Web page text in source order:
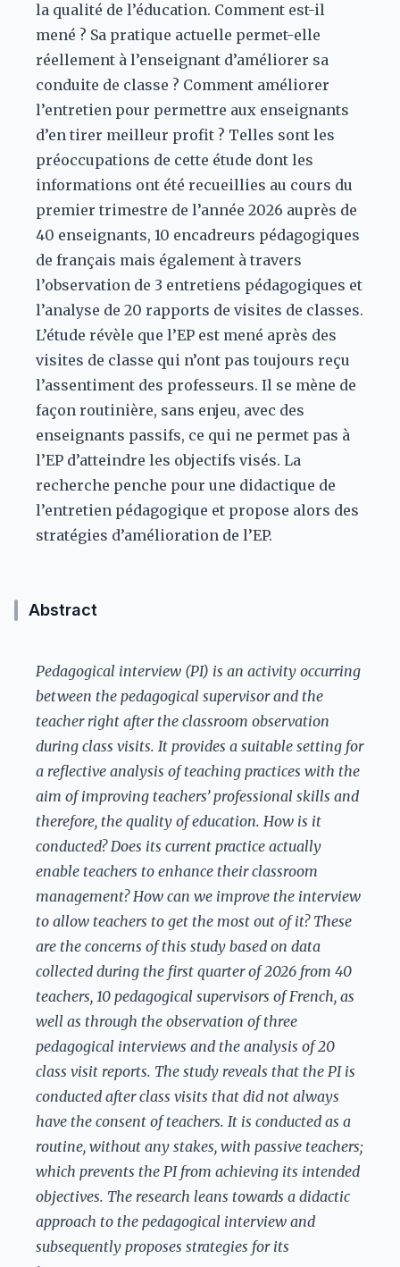
la qualité de l’éducation. Comment est-il
mené ? Sa pratique actuelle permet-elle
réellement à l’enseignant d’améliorer sa
conduite de classe ? Comment améliorer
l’entretien pour permettre aux enseignants
d’en tirer meilleur profit ? Telles sont les
préoccupations de cette étude dont les
informations ont été recueillies au cours du
premier trimestre de l’année 2026 auprès de
40 enseignants, 10 encadreurs pédagogiques
de français mais également à travers
l’observation de 3 entretiens pédagogiques et
l’analyse de 20 rapports de visites de classes.
L’étude révèle que l’EP est mené après des
visites de classe qui n’ont pas toujours reçu
l’assentiment des professeurs. Il se mène de
façon routinière, sans enjeu, avec des
enseignants passifs, ce qui ne permet pas à
l’EP d’atteindre les objectifs visés. La
recherche penche pour une didactique de
l’entretien pédagogique et propose alors des
stratégies d’amélioration de l’EP.
Abstract
Pedagogical interview (PI) is an activity occurring
between the pedagogical supervisor and the
teacher right after the classroom observation
during class visits. It provides a suitable setting for
a reflective analysis of teaching practices with the
aim of improving teachers’ professional skills and
therefore, the quality of education. How is it
conducted? Does its current practice actually
enable teachers to enhance their classroom
management? How can we improve the interview
to allow teachers to get the most out of it? These
are the concerns of this study based on data
collected during the first quarter of 2026 from 40
teachers, 10 pedagogical supervisors of French, as
well as through the observation of three
pedagogical interviews and the analysis of 20
class visit reports. The study reveals that the PI is
conducted after class visits that did not always
have the consent of teachers. It is conducted as a
routine, without any stakes, with passive teachers;
which prevents the PI from achieving its intended
objectives. The research leans towards a didactic
approach to the pedagogical interview and
subsequently proposes strategies for its